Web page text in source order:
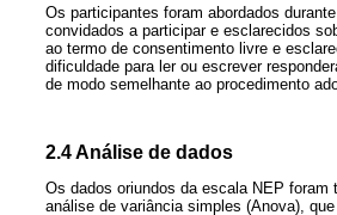
Os participantes foram abordados
convidados a participar e esclarecidos
ao termo de consentimento livre e
dificuldade para ler ou escrever
de modo semelhante ao procedimento
2.4 Análise de dados
Os dados oriundos da escala NEP
análise de variância simples (Anova),